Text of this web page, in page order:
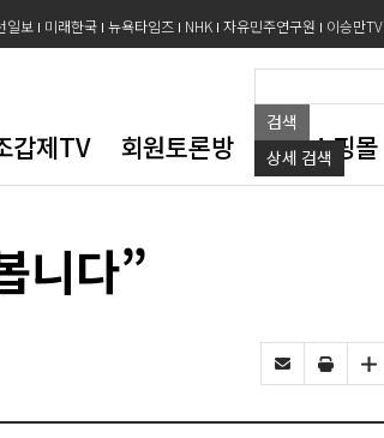
일보 미래한국 뉴욕타임즈 NHK 자유민주연구원 이승만TV
검색
상세 검색
갑제TV 회원토론방 도서쇼핑몰
니다”